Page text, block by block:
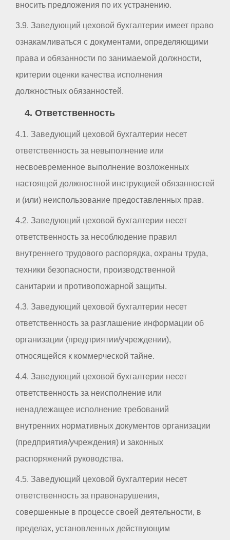
вносить предложения по их устранению.
3.9. Заведующий цеховой бухгалтерии имеет право
ознакамливаться с документами, определяющими
права и обязанности по занимаемой должности,
критерии оценки качества исполнения
должностных обязанностей.
4. Ответственность
4.1. Заведующий цеховой бухгалтерии несет
ответственность за невыполнение или
несвоевременное выполнение возложенных
настоящей должностной инструкцией обязанностей
и (или) неиспользование предоставленных прав.
4.2. Заведующий цеховой бухгалтерии несет
ответственность за несоблюдение правил
внутреннего трудового распорядка, охраны труда,
техники безопасности, производственной
санитарии и противопожарной защиты.
4.3. Заведующий цеховой бухгалтерии несет
ответственность за разглашение информации об
организации (предприятии/учреждении),
относящейся к коммерческой тайне.
4.4. Заведующий цеховой бухгалтерии несет
ответственность за неисполнение или
ненадлежащее исполнение требований
внутренних нормативных документов организации
(предприятия/учреждения) и законных
распоряжений руководства.
4.5. Заведующий цеховой бухгалтерии несет
ответственность за правонарушения,
совершенные в процессе своей деятельности, в
пределах, установленных действующим